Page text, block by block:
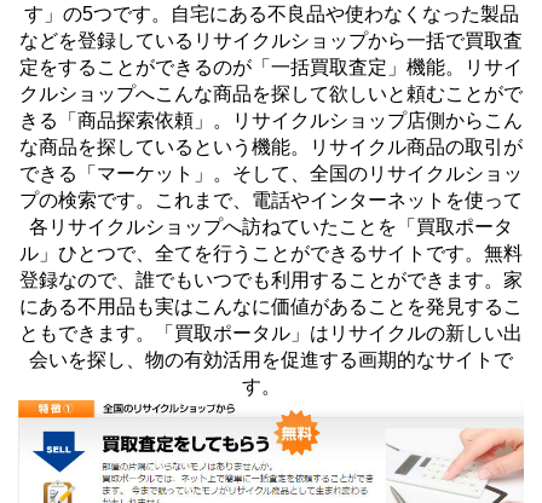
す」の5つです。自宅にある不良品や使わなくなった製品
などを登録しているリサイクルショップから一括で買取査
定をすることができるのが「一括買取査定」機能。リサイ
クルショップへこんな商品を探して欲しいと頼むことがで
きる「商品探索依頼」。リサイクルショップ店側からこん
な商品を探しているという機能。リサイクル商品の取引が
できる「マーケット」。そして、全国のリサイクルショッ
プの検索です。これまで、電話やインターネットを使って
各リサイクルショップへ訪ねていたことを「買取ポータ
ル」ひとつで、全てを行うことができるサイトです。無料
登録なので、誰でもいつでも利用することができます。家
にある不用品も実はこんなに価値があることを発見するこ
ともできます。「買取ポータル」はリサイクルの新しい出
会いを探し、物の有効活用を促進する画期的なサイトで
す。